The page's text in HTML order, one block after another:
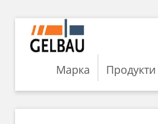
Марка Продукти